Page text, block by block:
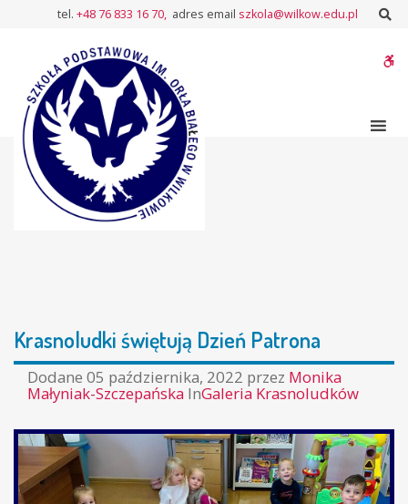
Patrona
tel. +48 76 833 16 70, adres email szkola@wilkow.edu.pl
Krasnoludki świętują Dzień Patrona
Dodane 05 października, 2022 przez Monika
Małyniak-Szczepańska InGaleria Krasnoludków